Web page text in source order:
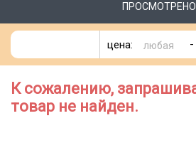
ПРОСМОТРЕНО
цена: -
К сожалению,
товар не найден.